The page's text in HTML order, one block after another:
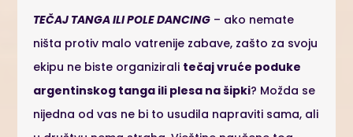
TEČAJ TANGA ILI POLE DANCING – ako nemate
ništa protiv malo vatrenije zabave, zašto za svoju
ekipu ne biste organizirali tečaj vruće poduke
argentinskog tanga ili plesa na šipki? Možda se
nijedna od vas ne bi to usudila napraviti sama, ali